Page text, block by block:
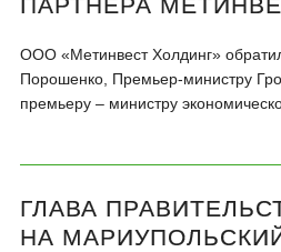
ООО «Метинвест Холдинг»
Порошенко, Премьер-министру
премьеру – министру
ГЛАВА
НА